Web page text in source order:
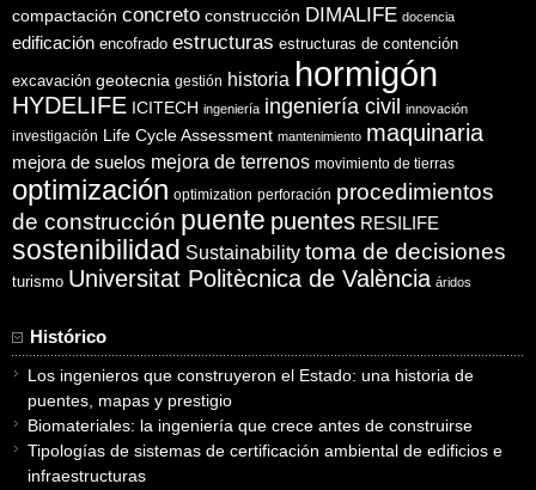
compactación concreto construcción DIMALIFE docencia
edificación encofrado estructuras estructuras de contención
excavación geotecnia gestión historia hormigón
HYDELIFE ICITECH ingeniería ingeniería civil innovación
investigación Life Cycle Assessment mantenimiento maquinaria
mejora de suelos mejora de terrenos movimiento de tierras
optimización optimization perforación procedimientos
de construcción puente puentes RESILIFE
sostenibilidad Sustainability toma de decisiones
turismo Universitat Politècnica de València áridos
Histórico
Los ingenieros que construyeron el Estado: una historia de
puentes, mapas y prestigio
Biomateriales: la ingeniería que crece antes de construirse
Tipologías de sistemas de certificación ambiental de edificios e
infraestructuras